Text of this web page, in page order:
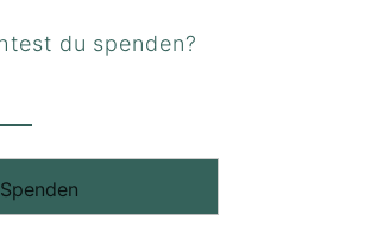
du spenden?
Spenden